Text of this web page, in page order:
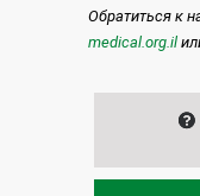
Обратиться к
medical.org.il